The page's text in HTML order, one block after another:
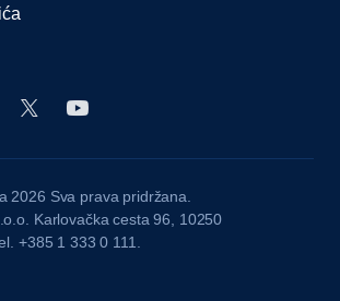
2026 Sva prava pridržana.
Karlovačka cesta 96, 10250
+385 1 333 0 111.